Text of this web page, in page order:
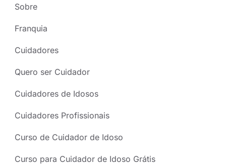
Sobre
Franquia
Cuidadores
Quero ser Cuidador
Cuidadores de Idosos
Cuidadores Profissionais
Curso de Cuidador de Idoso
Curso para Cuidador de Idoso Grátis